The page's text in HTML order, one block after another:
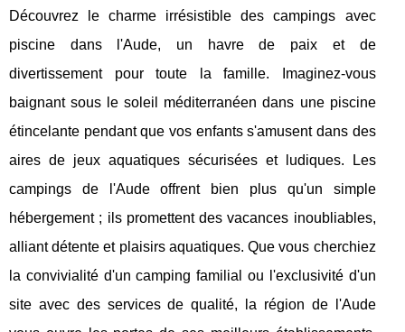
Découvrez le charme irrésistible des campings avec
piscine dans l'Aude, un havre de paix et de
divertissement pour toute la famille. Imaginez-vous
baignant sous le soleil méditerranéen dans une piscine
étincelante pendant que vos enfants s'amusent dans des
aires de jeux aquatiques sécurisées et ludiques. Les
campings de l'Aude offrent bien plus qu'un simple
hébergement ; ils promettent des vacances inoubliables,
alliant détente et plaisirs aquatiques. Que vous cherchiez
la convivialité d'un camping familial ou l'exclusivité d'un
site avec des services de qualité, la région de l'Aude